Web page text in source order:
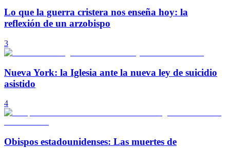
Lo que la guerra cristera nos enseña hoy: la
reflexión de un arzobispo
3
Nueva York: la Iglesia ante la nueva ley de suicidio
asistido
4
Obispos estadounidenses: Las muertes de